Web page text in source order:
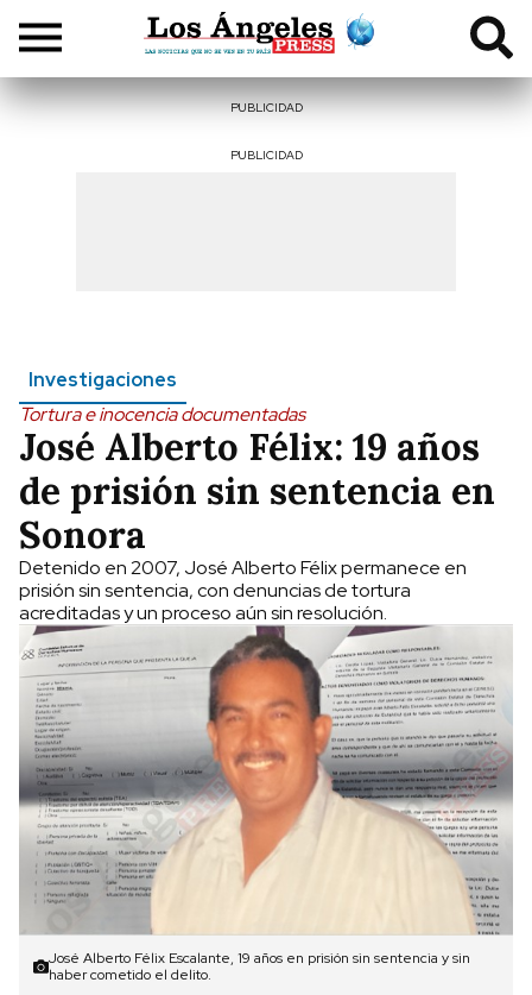
PUBLICIDAD
PUBLICIDAD
Investigaciones
Tortura e inocencia documentadas
José Alberto Félix: 19 años
de prisión sin sentencia en
Sonora
Detenido en 2007, José Alberto Félix permanece en
prisión sin sentencia, con denuncias de tortura
acreditadas y un proceso aún sin resolución.
José Alberto Félix Escalante, 19 años en prisión sin sentencia y sin
haber cometido el delito.